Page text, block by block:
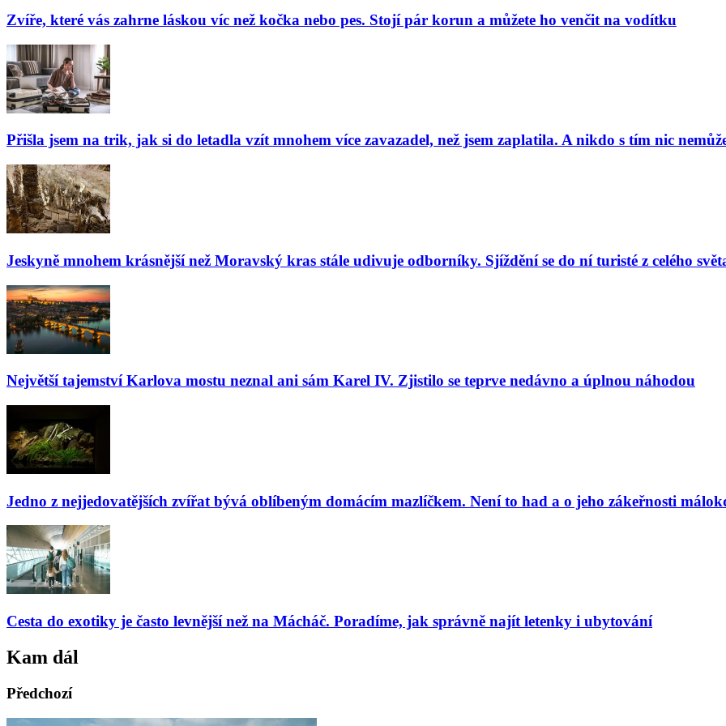
Zvíře, které vás zahrne láskou víc než kočka nebo pes. Stojí pár korun a můžete ho venčit na vodítku
Přišla jsem na trik, jak si do letadla vzít mnohem více zavazadel, než jsem zaplatila. A nikdo s tím nic
Jeskyně mnohem krásnější než Moravský kras stále udivuje odborníky. Sjíždění se do ní turisté z celého
Největší tajemství Karlova mostu neznal ani sám Karel IV. Zjistilo se teprve nedávno a úplnou náhodou
Jedno z nejjedovatějších zvířat bývá oblíbeným domácím mazlíčkem. Není to had a o jeho zákeřnosti
Cesta do exotiky je často levnější než na Mácháč. Poradíme, jak správně najít letenky i ubytování
Kam dál
Předchozí